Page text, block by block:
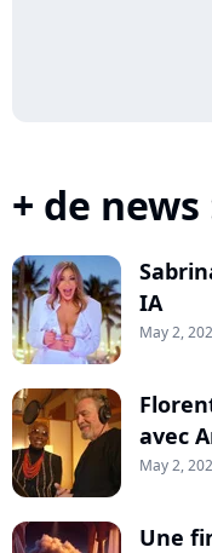
+ de news
IA
May 2,
avec
May 2,
Une